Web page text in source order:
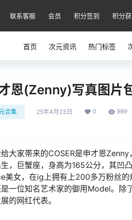
联系客服 会员 积分签到 积分
首页 次元资讯 热门标签
恩(Zenny)写真图片
合集 25年4月23日 0 989
大家帯来的COSER是申才恩
，巨蟹座，身高为165公分，其凹
美女，在ig上拥有上200多万粉丝
一位知名艺术家的御用Model。除
的网红代表。